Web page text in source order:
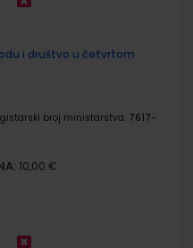
i društvo u četvrtom
broj ministarstva: 7617-
10,00 €